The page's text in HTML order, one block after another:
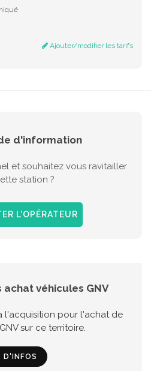
Ajouter/modifier les tarifs
d'information
et souhaitez vous ravitailler
station ?
L'OPÉRATEUR
véhicules GNV
l'acquisition pour l'achat de
sur ce territoire.
D'INFOS